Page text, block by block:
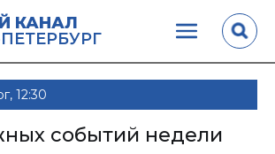
КАНАЛ
12:30
событий недели